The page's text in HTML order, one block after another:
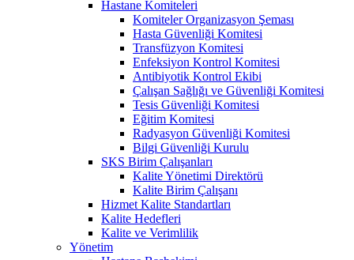
Hastane Komiteleri
Komiteler Organizasyon Şeması
Hasta Güvenliği Komitesi
Transfüzyon Komitesi
Enfeksiyon Kontrol Komitesi
Antibiyotik Kontrol Ekibi
Çalışan Sağlığı ve Güvenliği Komitesi
Tesis Güvenliği Komitesi
Eğitim Komitesi
Radyasyon Güvenliği Komitesi
Bilgi Güvenliği Kurulu
SKS Birim Çalışanları
Kalite Yönetimi Direktörü
Kalite Birim Çalışanı
Hizmet Kalite Standartları
Kalite Hedefleri
Kalite ve Verimlilik
Yönetim